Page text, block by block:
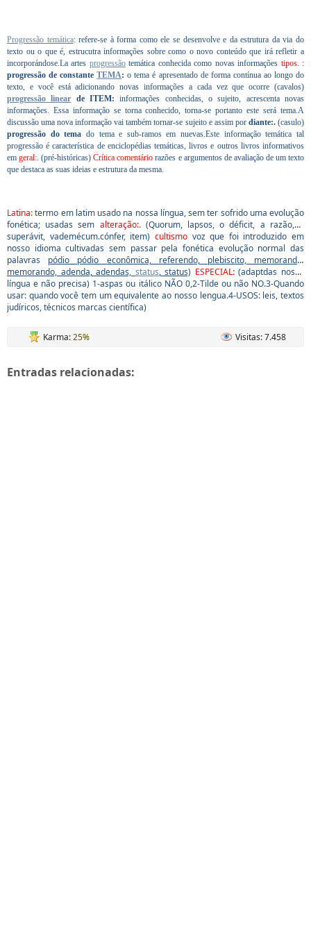
Progressão temática: refere-se à forma como ele se desenvolve e da estrutura da via do
texto ou o que é, estrucutra informações sobre como o novo conteúdo que irá refletir a
incorporándose.La artes progressãotemática conhecida como novas informações tipos. :
progressão de constanteTEMA: o tema é apresentado de forma contínua ao longo do
texto, e você está adicionando novas informações a cada vez que ocorre (cavalos)
progressão linear de ITEM: informações conhecidas, o sujeito, acrescenta novas
informações. Essa informação se torna conhecido, torna-se portanto este será tema.A
discussão uma nova informação vai também tornar-se sujeito e assim por diante:.(casulo)
progressão do tema do tema e sub-ramos em nuevas.Este informação temática tal
progressão é característica de enciclopédias temáticas, livros e outros livros informativos
emgeral:. (pré-históricas) Crítica comentário razões e argumentos de avaliação de um texto
que destaca as suas ideias e estrutura da mesma.
Latina:termo em latim usado na nossa língua, sem ter sofrido uma evolução
fonética; usadas sem alteração:.(Quorum, lapsos, o déficit, a razão, o
superávit, vademécum.cónfer, item) cultismo voz que foi introduzido em
nosso idioma cultivadas sem passar pela fonética evolução normal das
palavras pódio pódio econômica, referendo, plebiscito, memorando,
memorando, adenda, adendas, status, status) ESPECIAL: (adaptdas nossa
língua e não precisa) 1-aspas ou itálico NÃO 0,2-Tilde ou não NO.3-Quando
usar: quando você tem um equivalente ao nosso lengua.4-USOS: leis, textos
judíricos, técnicos marcas científica)
Karma:25% Visitas: 7.458
Entradas relacionadas: